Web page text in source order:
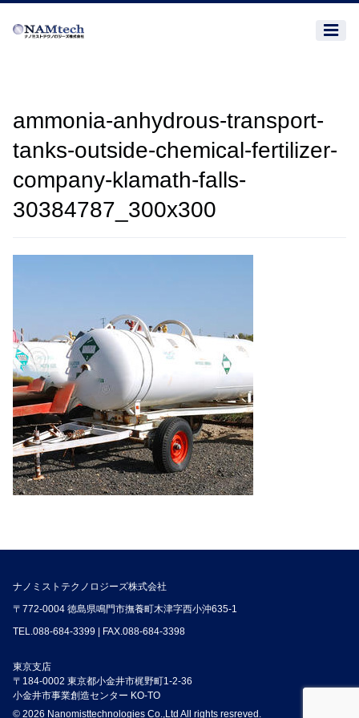
ammonia-anhydrous-transport-
tanks-outside-chemical-fertilizer-
company-klamath-falls-
30384787_300x300
ナノミストテクノロジーズ株式会社
〒772-0004 徳島県鳴門市撫養町木津字西小沖635-1
TEL.088-684-3399 | FAX.088-684-3398
東京支店
〒184-0002 東京都小金井市梶野町1-2-36
小金井市事業創造センター KO-TO
© 2026 Nanomisttechnologies Co.,Ltd All rights resreved.